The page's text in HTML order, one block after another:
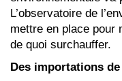
L’observatoire de
mettre en place pour
de quoi surchauffer.
Des importations